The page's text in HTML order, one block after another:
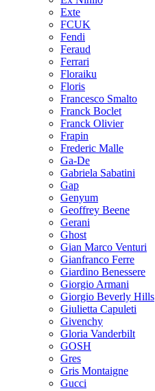
Exte
FCUK
Fendi
Feraud
Ferrari
Floraiku
Floris
Francesco Smalto
Franck Boclet
Franck Olivier
Frapin
Frederic Malle
Ga-De
Gabriela Sabatini
Gap
Genyum
Geoffrey Beene
Gerani
Ghost
Gian Marco Venturi
Gianfranco Ferre
Giardino Benessere
Giorgio Armani
Giorgio Beverly Hills
Giulietta Capuleti
Givenchy
Gloria Vanderbilt
GOSH
Gres
Gris Montaigne
Gucci